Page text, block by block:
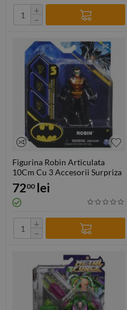
+
−
Figurina Robin Articulata
10Cm Cu 3 Accesorii Surpriza
7200 lei
+
−